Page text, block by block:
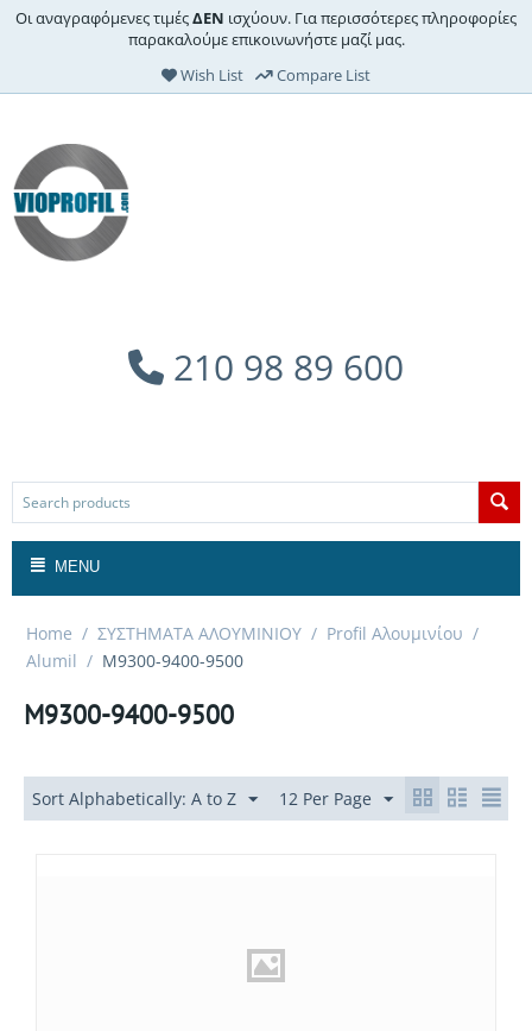
Οι αναγραφόμενες τιμέςΔΕΝ ισχύουν. Για περισσότερες πληροφορίες
παρακαλούμε επικοινωνήστε μαζί μας.
Wish List
Compare List
210 98 89 600
MENU
Home / ΣΥΣΤΗΜΑΤΑ ΑΛΟΥΜΙΝΙΟΥ / Profil Αλουμινίου /
Alumil / M9300-9400-9500
M9300-9400-9500
Sort Alphabetically: A to Z 12 Per Page